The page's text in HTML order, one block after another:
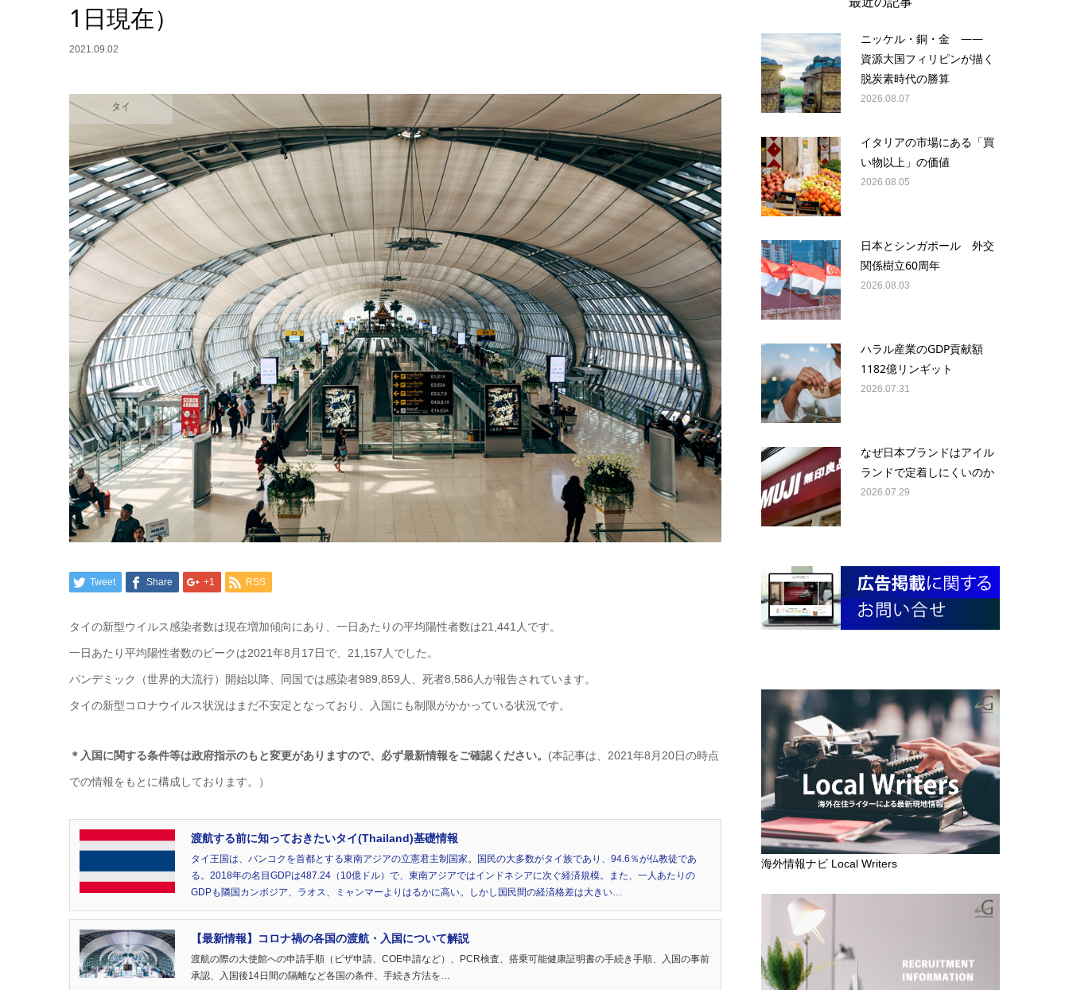
1日現在）
2021.09.02
タイ
Tweet Share +1 RSS
タイの新型ウイルス感染者数は現在増加傾向にあり、一日あたりの平均陽性者数は21,441人です。
一日あたり平均陽性者数のピークは2021年8月17日で、21,157人でした。
パンデミック（世界的大流行）開始以降、同国では感染者989,859人、死者8,586人が報告されています。
タイの新型コロナウイルス状況はまだ不安定となっており、入国にも制限がかかっている状況です。
＊入国に関する条件等は政府指示のもと変更がありますので、必ず最新情報をご確認ください。 (本記事は、2021年8月20日の時点
での情報をもとに構成しております。）
渡航する前に知っておきたいタイ(Thailand)基礎情報
タイ王国は、バンコクを首都とする東南アジアの立憲君主制国家。国民の大多数がタイ族であり、94.6％が仏教徒であ
る。2018年の名目GDPは487.24（10億ドル）で、東南アジアではインドネシアに次ぐ経済規模。また、一人あたりの
GDPも隣国カンボジア、ラオス、ミャンマーよりはるかに高い。しかし国民間の経済格差は大きい…
【最新情報】コロナ禍の各国の渡航・入国について解説
渡航の際の大使館への申請手順（ビザ申請、COE申請など）、PCR検査、搭乗可能健康証明書の手続き手順、入国の事前
承認、入国後14日間の隔離など各国の条件、手続き方法を…
ニッケル・銅・金 ——
資源大国フィリピンが描く
脱炭素時代の勝算
2026.08.07
イタリアの市場にある「買
い物以上」の価値
2026.08.05
日本とシンガポール 外交
関係樹立60周年
2026.08.03
ハラル産業のGDP貢献額
1182億リンギット
2026.07.31
なぜ日本ブランドはアイル
ランドで定着しにくいのか
2026.07.29
海外情報ナビ Local Writers